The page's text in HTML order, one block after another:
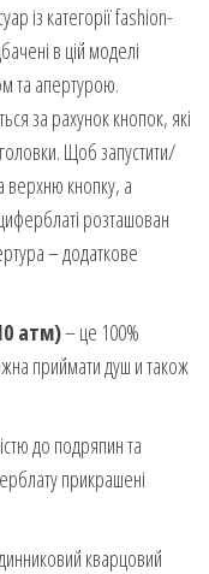
із категорії fashion-
в цій моделі
та апертурою.
за рахунок кнопок, які
Щоб запустити/
верхню кнопку, а
розташован
– додаткове
атм)– це 100%
приймати душ и також
до подряпин та
прикрашені
кварцовий